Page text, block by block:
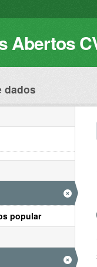
Abertos
dados
popular